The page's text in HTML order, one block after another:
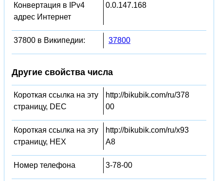
Конвертация в IPv4
адрес Интернет
0.0.147.168
37800 в Википедии: 37800
Другие свойства числа
Короткая ссылка на эту
страницу, DEC
http://bikubik.com/ru/378
00
Короткая ссылка на эту
страницу, HEX
http://bikubik.com/ru/x93
A8
Номер телефона 3-78-00